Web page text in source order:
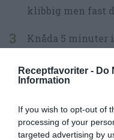
Receptfavoriter - Do
Information
If you wish to opt-out of
processing of your
targeted advertising by
klibbig men fast
Knåda 5 minuter
Låt pizzadegen
Skär